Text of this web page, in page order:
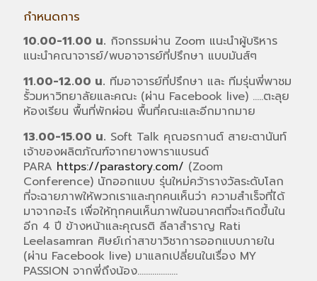
กำหนดการ
10.00-11.00 น. กิจกรรมผ่าน Zoom แนะนำผู้บริหาร
แนะนำคณาจารย์/พบอาจารย์ที่ปรึกษา แบบมันส์ๆ
11.00-12.00 น. ทีมอาจารย์ที่ปรึกษา และ ทีมรุ่นพี่พาชม
รั้วมหาวิทยาลัยและคณะ (ผ่าน Facebook live) …..ตะลุย
ห้องเรียน พื้นที่พักผ่อน พื้นที่คณะและอีกมากมาย
13.00-15.00 น. Soft Talk คุณอรกานต์ สายะตานันท์
เจ้าของผลิตภัณฑ์จากยางพาราแบรนด์
PARA https://parastory.com/ (Zoom
Conference) นักออกแบบ รุ่นใหม่คว้ารางวัลระดับโลก
ที่จะฉายภาพให้พวกเราและทุกคนเห็นว่า ความสำเร็จที่ได้
มาจากอะไร เพื่อให้ทุกคนเห็นภาพในอนาคตที่จะเกิดขึ้นใน
อีก 4 ปี ข้างหน้าและคุณรติ ลีลาสำราญ Rati
Leelasamran ศิษย์เก่าสาขาวิชาการออกแบบภายใน
(ผ่าน Facebook live) มาแลกเปลี่ยนในเรื่อง MY
PASSION จากพี่ถึงน้อง...................